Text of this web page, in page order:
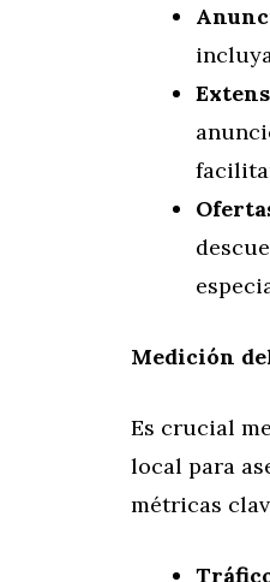
Medición
Es crucial
local para
métricas